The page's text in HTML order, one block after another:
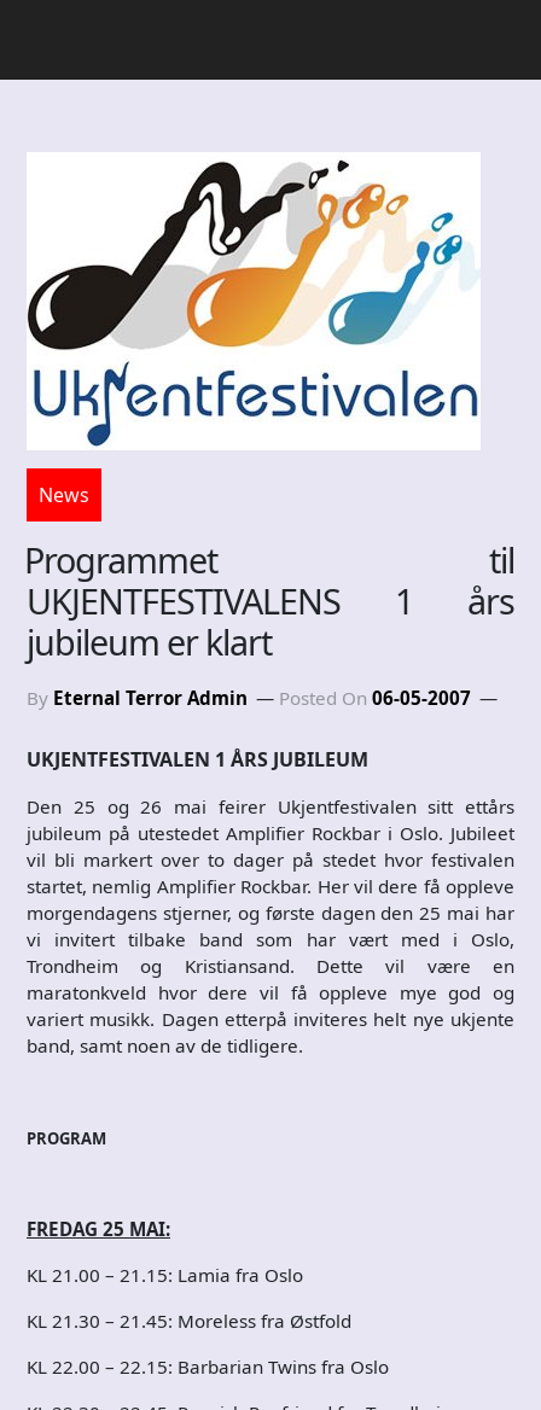
News
Programmet til
UKJENTFESTIVALENS 1 års
jubileum er klart
By Eternal Terror Admin Posted On 06-05-2007
UKJENTFESTIVALEN 1 ÅRS JUBILEUM
Den 25 og 26 mai feirer Ukjentfestivalen sitt ettårs
jubileum på utestedet Amplifier Rockbar i Oslo. Jubileet
vil bli markert over to dager på stedet hvor festivalen
startet, nemlig Amplifier Rockbar. Her vil dere få oppleve
morgendagens stjerner, og første dagen den 25 mai har
vi invitert tilbake band som har vært med i Oslo,
Trondheim og Kristiansand. Dette vil være en
maratonkveld hvor dere vil få oppleve mye god og
variert musikk. Dagen etterpå inviteres helt nye ukjente
band, samt noen av de tidligere.
PROGRAM
FREDAG 25 MAI:
KL 21.00 – 21.15: Lamia fra Oslo
KL 21.30 – 21.45: Moreless fra Østfold
KL 22.00 – 22.15: Barbarian Twins fra Oslo